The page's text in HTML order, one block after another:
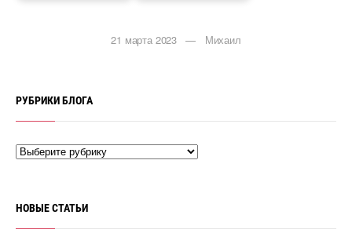
21 марта 2023 — Михаил
РУБРИКИ БЛОГА
НОВЫЕ СТАТЬИ